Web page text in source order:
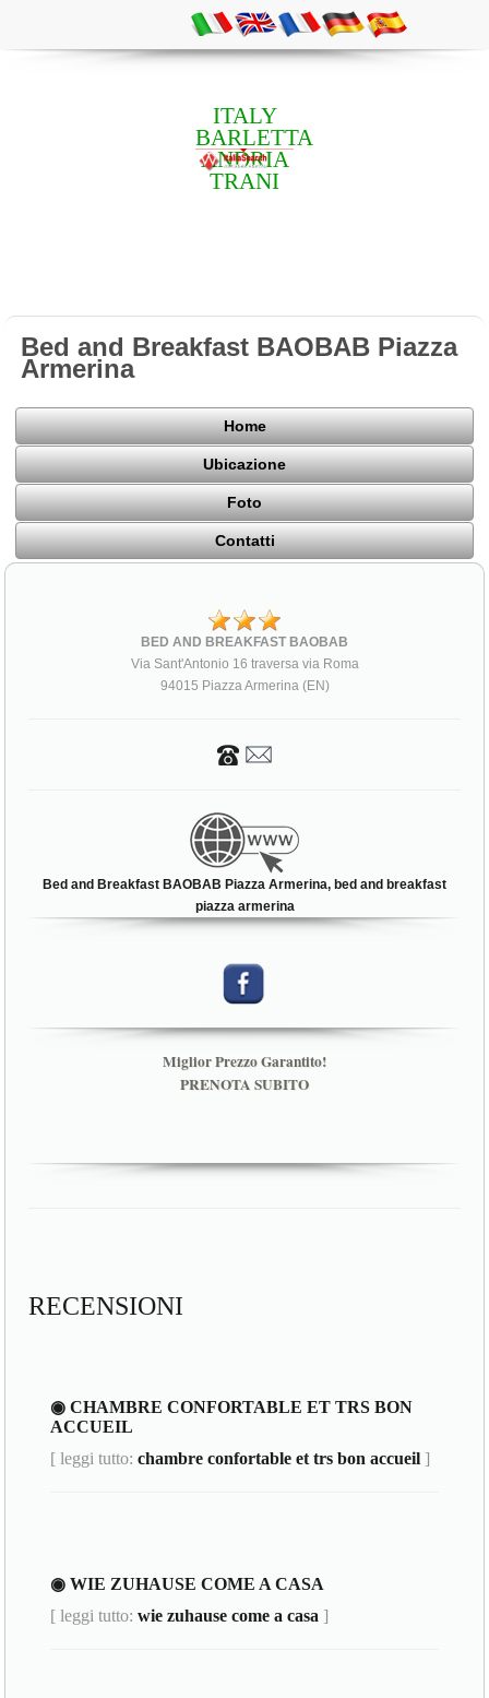
ITALY
BARLETTA
ANDRIA
TRANI
Bed and Breakfast BAOBAB Piazza
Armerina
Home
Ubicazione
Foto
Contatti
BED AND BREAKFAST BAOBAB
Via Sant'Antonio 16 traversa via Roma
94015 Piazza Armerina (EN)
Bed and Breakfast BAOBAB Piazza Armerina, bed and breakfast
piazza armerina
Miglior Prezzo Garantito!
PRENOTA SUBITO
RECENSIONI
◉ CHAMBRE CONFORTABLE ET TRS BON
ACCUEIL
[ leggi tutto:chambre confortable et trs bon accueil ]
◉ WIE ZUHAUSE COME A CASA
[ leggi tutto:wie zuhause come a casa ]